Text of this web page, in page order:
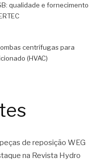
qualidade e fornecimento
centrífugas para
(HVAC)
de reposição WEG
na Revista Hydro